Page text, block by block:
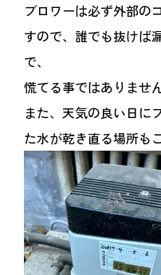
ブロワーは必ず外部の
すので、誰でも抜けば
で、
慌てる事ではありません
また、天気の良い日に
た水が乾き直る場所も